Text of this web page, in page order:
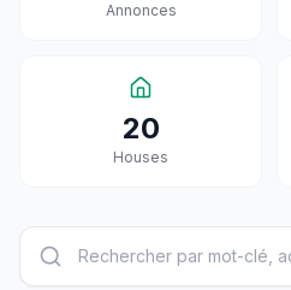
Annonces
20
HouseS